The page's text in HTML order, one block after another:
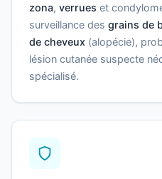
zona, verrues et
surveillance des grains de
de cheveux (alopécie),
lésion cutanée suspecte
spécialisé.